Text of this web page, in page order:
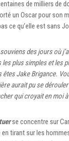
de milliers de
un Oscar pour son
ce qu’elle est sans
des jours où
plus simples et les
êtes Jake Brigance.
aurait pu se
qui croyait en moi à
se concentre sur
tirant sur les